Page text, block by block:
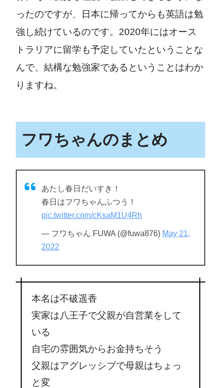
ったのですが、日本に帰ってからも英語は勉
強し続けているのです。2020年にはオース
トラリアに留学も予定していたということな
んで、結構な勉強家であるということはわか
りますね。
フワちゃんのまとめ
あたし春日だいすき！
春日はフワちゃんふつう！
pic.twitter.com/cKsaM1U4Rh
— フワちゃん FUWA (@fuwa876) May 21,
2022
本名は不破遥香
実家は八王子で父親が自営業をして
いる
自宅の雰囲気からお金持ちそう
父親はアグレッシブで母親はちょっ
と変